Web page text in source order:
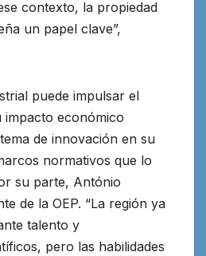
contexto, la propiedad
un papel clave”,
puede impulsar el
económico
de innovación en su
normativos que lo
su parte, António
de la OEP. “La región ya
talento y
pero las habilidades